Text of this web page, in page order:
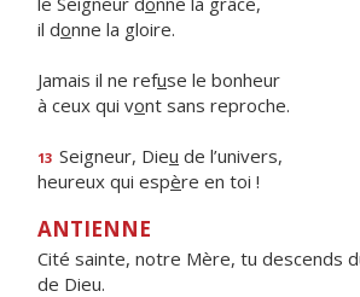
il donne la gloire.
Jamais il ne refuse le bonheur
à ceux qui vont sans reproche.
13 Seigneur, Dieu de l’univers,
heureux qui espère en toi !
ANTIENNE
Cité sainte, notre Mère, tu descends
de Dieu.